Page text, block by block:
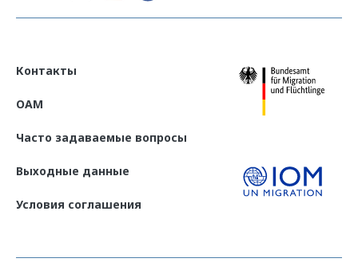
Контакты
OAM
Часто задаваемые вопросы
Выходные данные
Условия соглашения